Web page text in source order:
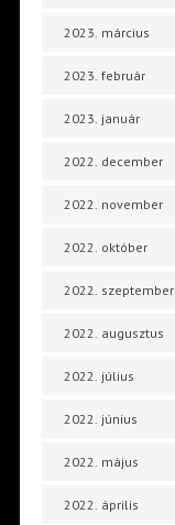
2023. március
2023. február
2023. január
2022. december
2022. november
2022. október
2022. szeptember
2022. augusztus
2022. július
2022. június
2022. május
2022. április